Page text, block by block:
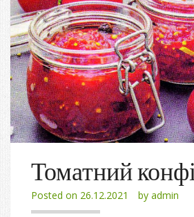
Томатний
Posted on 26.12.2021 by admin